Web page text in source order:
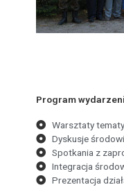
Program
Warsztaty
Dyskusje
Spotkania z
Integracja
Prezentacja